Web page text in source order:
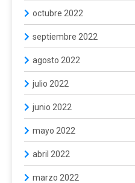
octubre 2022
septiembre 2022
agosto 2022
julio 2022
junio 2022
mayo 2022
abril 2022
marzo 2022